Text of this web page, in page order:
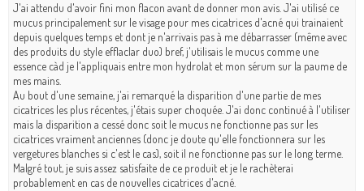
J'ai attendu d'avoir fini mon flacon avant de donner mon avis. J'ai utilisé ce
mucus principalement sur le visage pour mes cicatrices d'acné qui trainaient
depuis quelques temps et dont je n'arrivais pas à me débarrasser (même avec
des produits du style efflaclar duo) bref, j'utilisais le mucus comme une
essence càd je l'appliquais entre mon hydrolat et mon sérum sur la paume de
mes mains.
Au bout d'une semaine, j'ai remarqué la disparition d'une partie de mes
cicatrices les plus récentes, j'étais super choquée. J'ai donc continué à l'utiliser
mais la disparition a cessé donc soit le mucus ne fonctionne pas sur les
cicatrices vraiment anciennes (donc je doute qu'elle fonctionnera sur les
vergetures blanches si c'est le cas), soit il ne fonctionne pas sur le long terme.
Malgré tout, je suis assez satisfaite de ce produit et je le rachèterai
probablement en cas de nouvelles cicatrices d'acné.